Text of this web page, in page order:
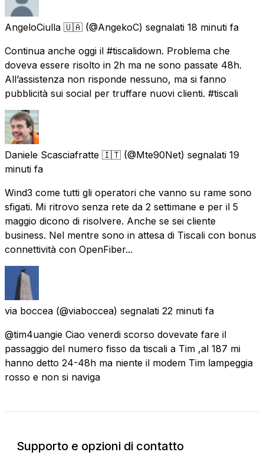
AngeloCiulla 🇺🇦 (@AngekoC) segnalati 18 minuti fa
Continua anche oggi il #tiscalidown. Problema che
doveva essere risolto in 2h ma ne sono passate 48h.
All’assistenza non risponde nessuno, ma si fanno
pubblicità sui social per truffare nuovi clienti. #tiscali
Daniele Scasciafratte 🇮🇹 (@Mte90Net) segnalati 19
minuti fa
Wind3 come tutti gli operatori che vanno su rame sono
sfigati. Mi ritrovo senza rete da 2 settimane e per il 5
maggio dicono di risolvere. Anche se sei cliente
business. Nel mentre sono in attesa di Tiscali con bonus
connettività con OpenFiber...
via boccea (@viaboccea) segnalati 22 minuti fa
@tim4uangie Ciao venerdi scorso dovevate fare il
passaggio del numero fisso da tiscali a Tim ,al 187 mi
hanno detto 24-48h ma niente il modem Tim lampeggia
rosso e non si naviga
Supporto e opzioni di contatto